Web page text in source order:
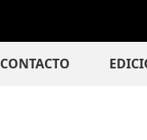
CONTACTO